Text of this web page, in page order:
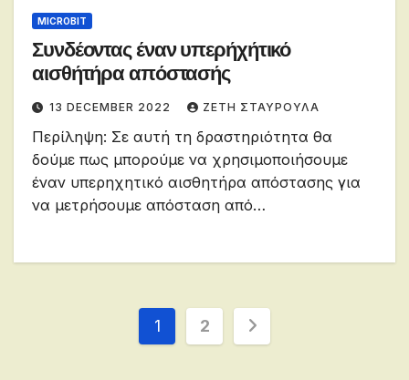
MICROBIT
Συνδέοντας έναν υπερήχήτικό
αισθήτήρα απόστασής
13 DECEMBER 2022 ΖΕΤΗ ΣΤΑΥΡΟΥΛΑ
Περίληψη: Σε αυτή τη δραστηριότητα θα
δούμε πως μπορούμε να χρησιμοποιήσουμε
έναν υπερηχητικό αισθητήρα απόστασης για
να μετρήσουμε απόσταση από…
Posts
1 2